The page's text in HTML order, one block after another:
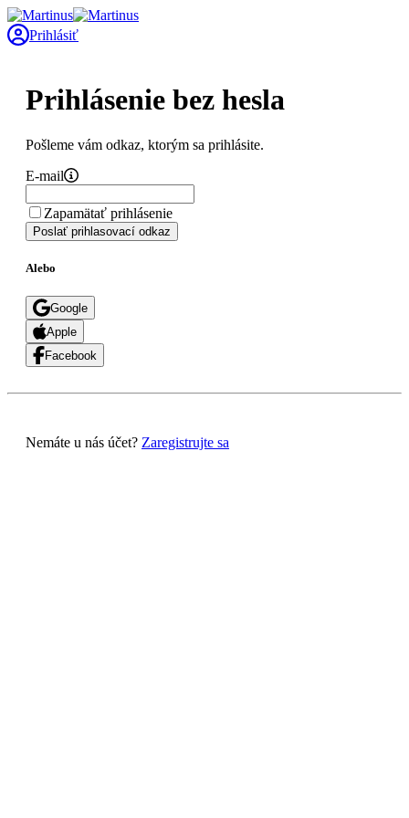
Prihlásiť
Prihlásenie bez hesla
Pošleme vám odkaz, ktorým sa prihlásite.
E-mail
Zapamätať prihlásenie
Poslať prihlasovací odkaz
Alebo
Google
Apple
Facebook
Nemáte u nás účet? Zaregistrujte sa